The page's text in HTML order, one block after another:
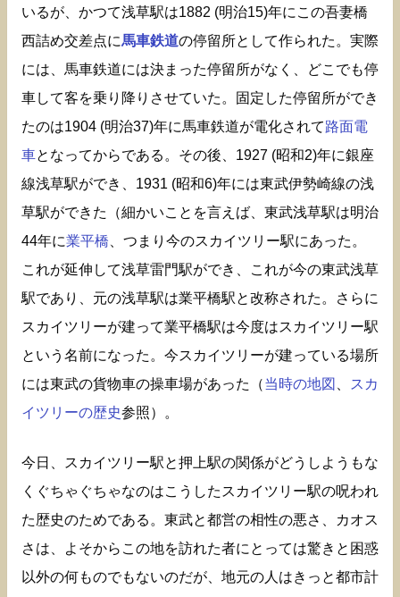
いるが、かつて浅草駅は1882 (明治15)年にこの吾妻橋
西詰め交差点に馬車鉄道の停留所として作られた。実際
には、馬車鉄道には決まった停留所がなく、どこでも停
車して客を乗り降りさせていた。固定した停留所ができ
たのは1904 (明治37)年に馬車鉄道が電化されて路面電
車となってからである。その後、1927 (昭和2)年に銀座
線浅草駅ができ、1931 (昭和6)年には東武伊勢崎線の浅
草駅ができた（細かいことを言えば、東武浅草駅は明治
44年に業平橋 、つまり今のスカイツリー駅にあった。
これが延伸して浅草雷門駅ができ、これが今の東武浅草
駅であり、元の浅草駅は業平橋駅と改称された。さらに
スカイツリーが建って業平橋駅は今度はスカイツリー駅
という名前になった。今スカイツリーが建っている場所
には東武の貨物車の操車場があった（当時の地図
スカ
イツリーの歴史参照）。
今日、スカイツリー駅と押上駅の関係がどうしようもな
くぐちゃぐちゃなのはこうしたスカイツリー駅の呪われ
た歴史のためである。東武と都営の相性の悪さ、カオス
さは、よそからこの地を訪れた者にとっては驚きと困惑
以外の何ものでもないのだが、地元の人はきっと都市計